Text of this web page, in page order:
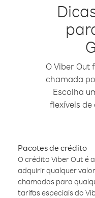
O Viber Out
chamada
Escolha
flexíveis
Pacotes de crédito
O crédito Viber Out é
adquirir qualquer
chamadas para
tarifas especiais do